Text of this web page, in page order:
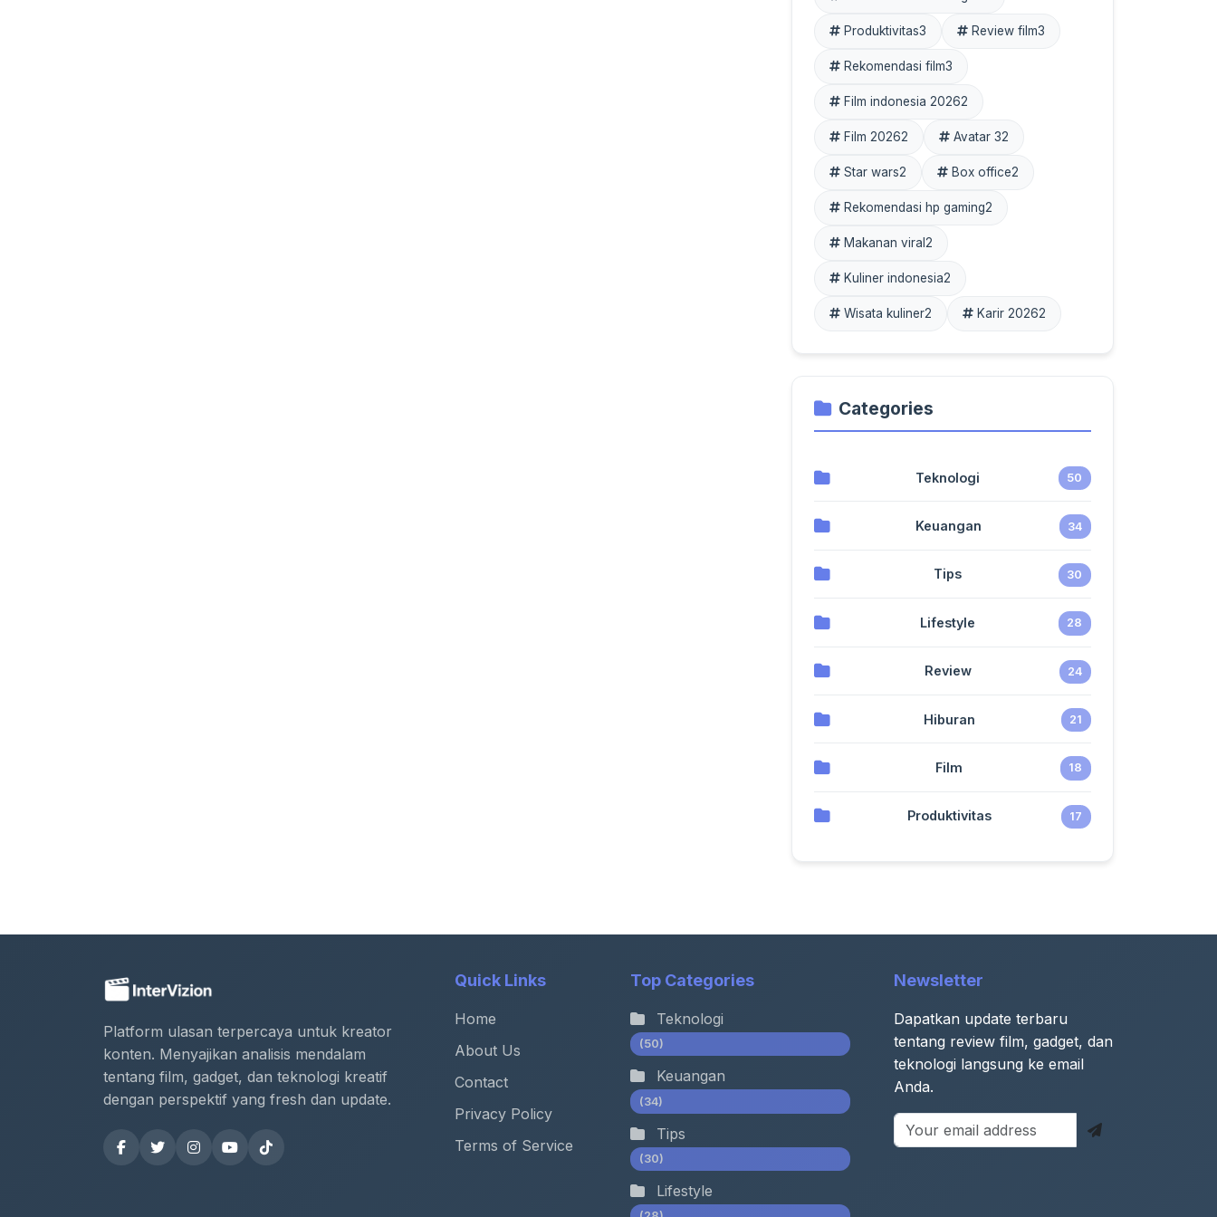
Produktivitas3 Review film3
Rekomendasi film3
Film indonesia 20262
Film 20262 Avatar 32
Star wars2 Box office2
Rekomendasi hp gaming2
Makanan viral 2
Kuliner indonesia2
Wisata kuliner2 Karir 20262
Categories
Teknologi 50
Keuangan 34
Tips 30
Lifestyle 28
Review 24
Hiburan 21
Film 18
Produktivitas 17
Platform ulasan terpercaya untuk kreator
konten. Menyajikan analisis mendalam
tentang film, gadget, dan teknologi kreatif
dengan perspektif yang fresh dan update.
Quick Links
Home
About Us
Contact
Privacy Policy
Terms of Service
Top Categories
Teknologi
(50)
Keuangan
(34)
Tips
(30)
Lifestyle
Newsletter
Dapatkan update terbaru
tentang review film, gadget, dan
teknologi langsung ke email
Anda.